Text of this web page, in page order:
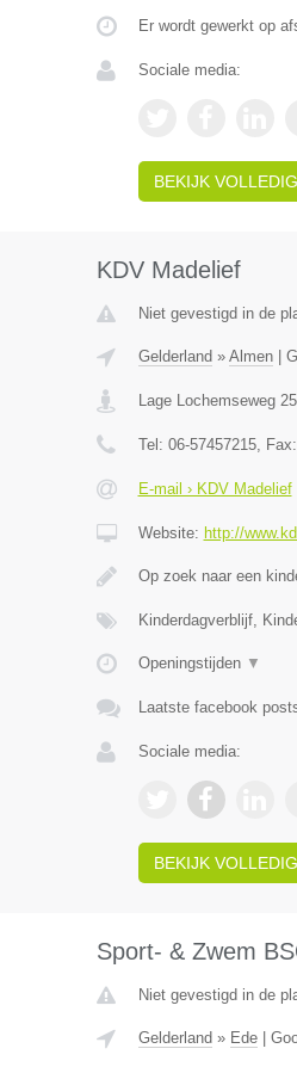
Er wordt gewerkt op
Sociale media:
BEKIJK
KDV Madelief
Niet gevestigd in de
Gelderland » Almen|
Lage Lochemseweg
Tel: 06-57457215, Fax:
E-mail › KDV Madelief
Website: http://
Op zoek naar een
Kinderdagverblijf,
Openingstijden ▼
Laatste facebook
Sociale media:
BEKIJK
Sport- & Zwem
Niet gevestigd in de
Gelderland » Ede|